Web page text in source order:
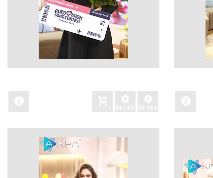
hi-res lo-res